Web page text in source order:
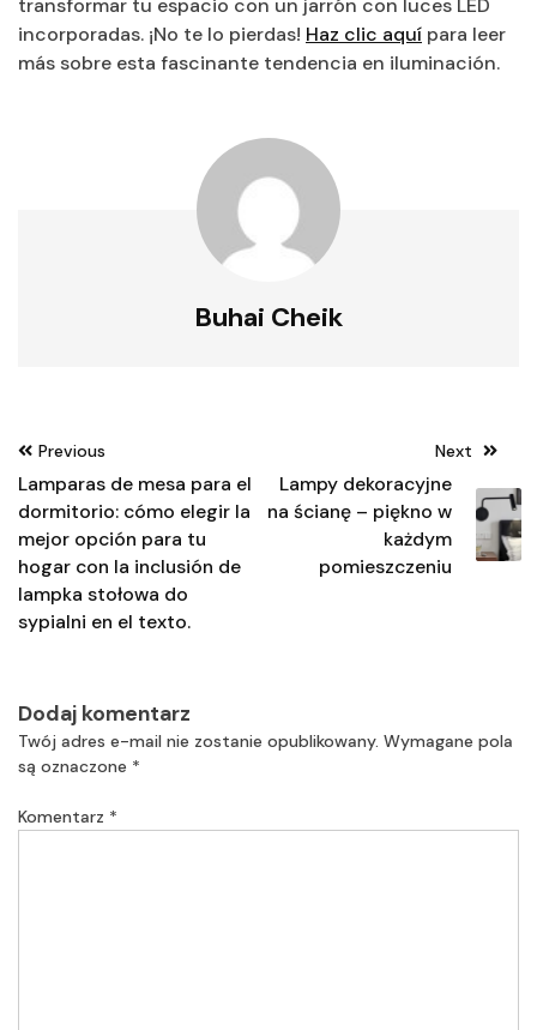
transformar tu espacio con un jarrón con luces LED
incorporadas. ¡No te lo pierdas! Haz clic aquí para leer
más sobre esta fascinante tendencia en iluminación.
Buhai Cheik
Nawigacja
wpisu
Previous
Lamparas de mesa para el
dormitorio: cómo elegir la
mejor opción para tu
hogar con la inclusión de
lampka stołowa do
sypialni en el texto.
Next
Lampy dekoracyjne
na ścianę – piękno w
każdym
pomieszczeniu
Dodaj komentarz
Twój adres e-mail nie zostanie opublikowany. Wymagane pola
są oznaczone *
Komentarz *